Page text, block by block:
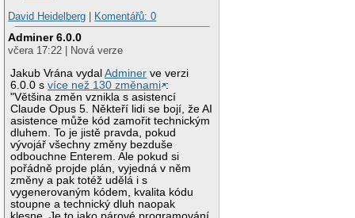
David Heidelberg
Komentářů: 0
Adminer 6.0.0
včera 17:22 | Nová verze
Jakub Vrána vydalAdminer ve verzi
6.0.0 svíce než 130 změnami :
"Většina změn vznikla s asistencí
Claude Opus 5. Někteří lidi se bojí, že AI
asistence může kód zamořit technickým
dluhem. To je jistě pravda, pokud
vývojář všechny změny bezduše
odbouchne Enterem. Ale pokud si
pořádně projde plán, vyjedná v něm
změny a pak totéž udělá i s
vygenerovaným kódem, kvalita kódu
stoupne a technický dluh naopak